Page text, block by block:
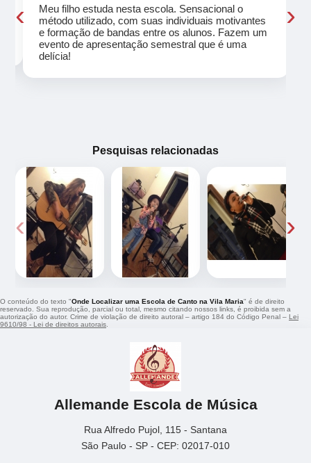
Meu filho estuda nesta escola. Sensacional o
método utilizado, com suas individuais motivantes
e formação de bandas entre os alunos. Fazem um
evento de apresentação semestral que é uma
delícia!
‹ ›
Pesquisas relacionadas
‹ ›
O conteúdo do texto "Onde Localizar uma Escola de Canto na Vila Maria" é de direito
reservado. Sua reprodução, parcial ou total, mesmo citando nossos links, é proibida sem a
autorização do autor. Crime de violação de direito autoral – artigo 184 do Código Penal – Lei
9610/98 - Lei de direitos autorais
Allemande Escola de Música
Rua Alfredo Pujol, 115 - Santana
São Paulo - SP - CEP: 02017-010